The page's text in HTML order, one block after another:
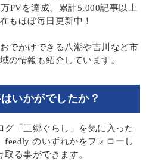
PVを達成。累計5,000記事以上
もほぼ毎日更新中！
でかけできる八潮や吉川など市
の情報も紹介しています。
いかがでしたか？
「三郷ぐらし」を気に入った
feedly のいずれかをフォローし
る事ができます。